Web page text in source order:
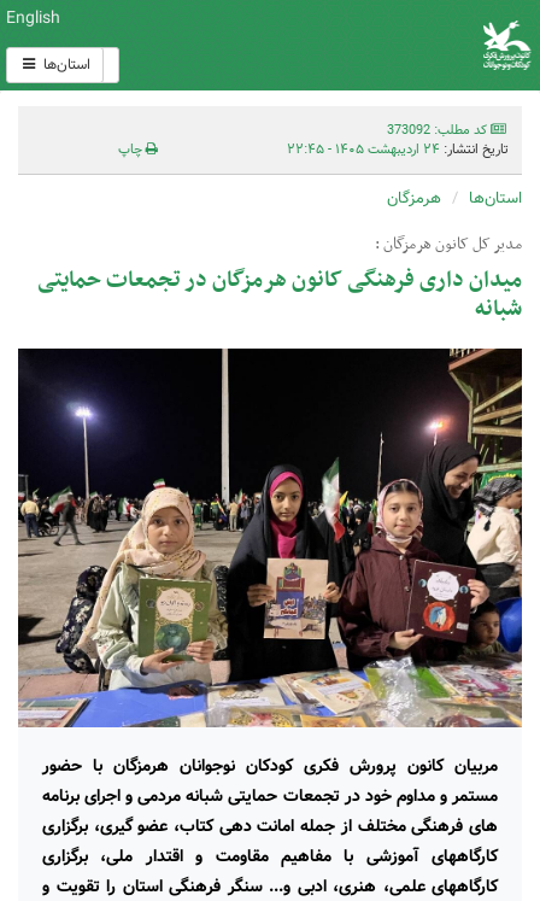
English
استان‌ها
کد مطلب: 373092
تاریخ انتشار: ۲۴ اردیبهشت ۱۴۰۵ - ۲۲:۴۵ چاپ
استان‌ها هرمزگان
مدیر کل کانون هرمزگان :
میدان داری فرهنگی کانون هرمزگان در تجمعات حمایتی
شبانه
مربیان کانون پرورش فکری کودکان نوجوانان هرمزگان با حضور
مستمر و مداوم خود در تجمعات حمایتی شبانه مردمی و اجرای برنامه
های فرهنگی مختلف از جمله امانت دهی کتاب، عضو گیری، برگزاری
کارگاههای آموزشی با مفاهیم مقاومت و اقتدار ملی، برگزاری
کارگاههای علمی، هنری، ادبی و... سنگر فرهنگی استان را تقویت و